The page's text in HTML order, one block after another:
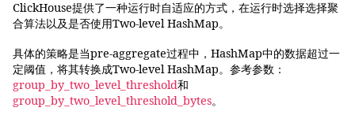
ClickHouse提供了一种运行时自适应的方式，在运行时选择选择聚
合算法以及是否使用Two-level HashMap。
具体的策略是当pre-aggregate过程中，HashMap中的数据超过一
定阈值，将其转换成Two-level HashMap。参考参数：
group_by_two_level_threshold和
group_by_two_level_threshold_bytes。